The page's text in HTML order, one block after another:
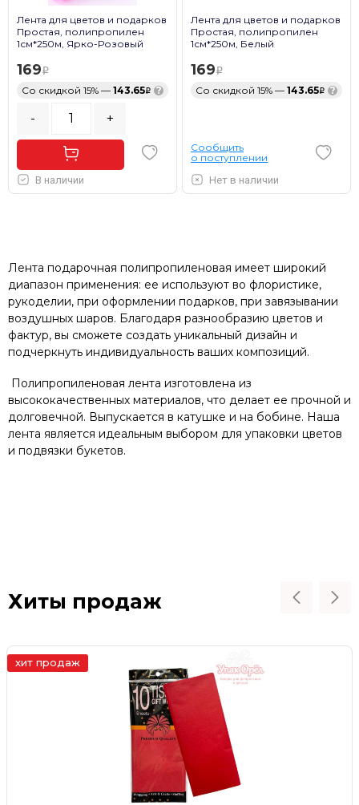
Лента для цветов и подарков
Простая, полипропилен
1см*250м, Ярко-Розовый
169
Со скидкой 15% — 143.65 ?
- +
В наличии
Лента для цветов и подарков
Простая, полипропилен
1см*250м, Белый
169
Со скидкой 15% — 143.65 ?
Сообщить
о поступлении
Нет в наличии
Лента подарочная полипропиленовая имеет широкий
диапазон применения: ее используют во флористике,
рукоделии, при оформлении подарков, при завязывании
воздушных шаров. Благодаря разнообразию цветов и
фактур, вы сможете создать уникальный дизайн и
подчеркнуть индивидуальность ваших композиций.
Полипропиленовая лента изготовлена из
высококачественных материалов, что делает ее прочной и
долговечной. Выпускается в катушке и на бобине. Наша
лента является идеальным выбором для упаковки цветов
и подвязки букетов.
Хиты продаж
хит продаж